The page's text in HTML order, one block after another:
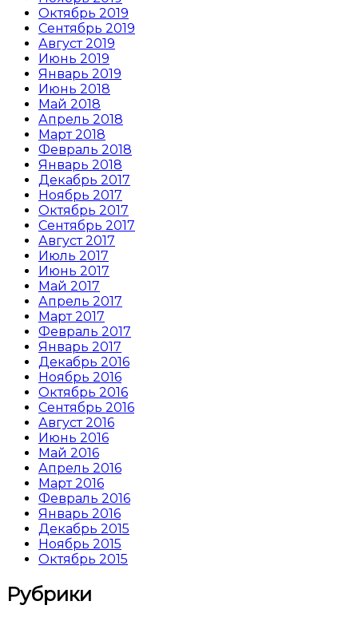
Октябрь 2019
Сентябрь 2019
Август 2019
Июнь 2019
Январь 2019
Июнь 2018
Май 2018
Апрель 2018
Март 2018
Февраль 2018
Январь 2018
Декабрь 2017
Ноябрь 2017
Октябрь 2017
Сентябрь 2017
Август 2017
Июль 2017
Июнь 2017
Май 2017
Апрель 2017
Март 2017
Февраль 2017
Январь 2017
Декабрь 2016
Ноябрь 2016
Октябрь 2016
Сентябрь 2016
Август 2016
Июнь 2016
Май 2016
Апрель 2016
Март 2016
Февраль 2016
Январь 2016
Декабрь 2015
Ноябрь 2015
Октябрь 2015
Рубрики